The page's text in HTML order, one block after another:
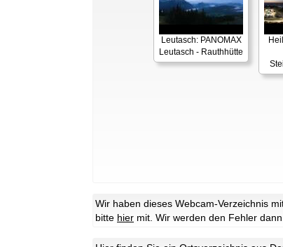
Leutasch: PANOMAX
Leutasch - Rauthhütte
Wir haben dieses Webcam-Verzeichnis
bitte hier mit. Wir werden den Fehler